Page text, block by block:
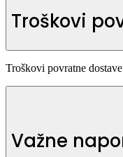
Troškovi
Troškovi povratne
Važne